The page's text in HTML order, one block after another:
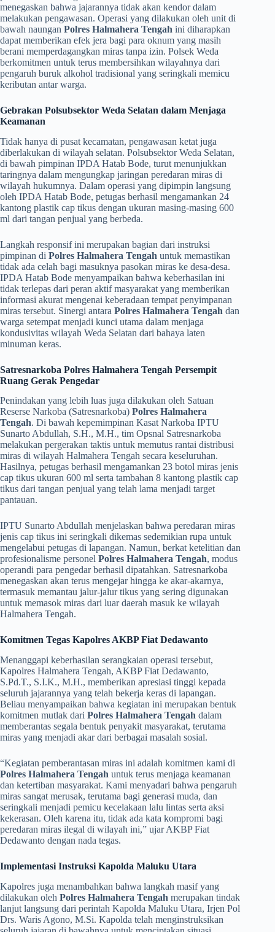
menegaskan bahwa jajarannya tidak akan kendor dalam
melakukan pengawasan. Operasi yang dilakukan oleh unit di
bawah naungan Polres Halmahera Tengah ini diharapkan
dapat memberikan efek jera bagi para oknum yang masih
berani memperdagangkan miras tanpa izin. Polsek Weda
berkomitmen untuk terus membersihkan wilayahnya dari
pengaruh buruk alkohol tradisional yang seringkali memicu
keributan antar warga.
Gebrakan Polsubsektor Weda Selatan dalam Menjaga
Keamanan
​Tidak hanya di pusat kecamatan, pengawasan ketat juga
diberlakukan di wilayah selatan. Polsubsektor Weda Selatan,
di bawah pimpinan IPDA Hatab Bode, turut menunjukkan
taringnya dalam mengungkap jaringan peredaran miras di
wilayah hukumnya. Dalam operasi yang dipimpin langsung
oleh IPDA Hatab Bode, petugas berhasil mengamankan 24
kantong plastik cap tikus dengan ukuran masing-masing 600
ml dari tangan penjual yang berbeda.
​Langkah responsif ini merupakan bagian dari instruksi
pimpinan di Polres Halmahera Tengah untuk memastikan
tidak ada celah bagi masuknya pasokan miras ke desa-desa.
IPDA Hatab Bode menyampaikan bahwa keberhasilan ini
tidak terlepas dari peran aktif masyarakat yang memberikan
informasi akurat mengenai keberadaan tempat penyimpanan
miras tersebut. Sinergi antara Polres Halmahera Tengah dan
warga setempat menjadi kunci utama dalam menjaga
kondusivitas wilayah Weda Selatan dari bahaya laten
minuman keras.
Satresnarkoba Polres Halmahera Tengah Persempit
Ruang Gerak Pengedar
​Penindakan yang lebih luas juga dilakukan oleh Satuan
Reserse Narkoba (Satresnarkoba) Polres Halmahera
Tengah. Di bawah kepemimpinan Kasat Narkoba IPTU
Sunarto Abdullah, S.H., M.H., tim Opsnal Satresnarkoba
melakukan pergerakan taktis untuk memutus rantai distribusi
miras di wilayah Halmahera Tengah secara keseluruhan.
Hasilnya, petugas berhasil mengamankan 23 botol miras jenis
cap tikus ukuran 600 ml serta tambahan 8 kantong plastik cap
tikus dari tangan penjual yang telah lama menjadi target
pantauan.
​IPTU Sunarto Abdullah menjelaskan bahwa peredaran miras
jenis cap tikus ini seringkali dikemas sedemikian rupa untuk
mengelabui petugas di lapangan. Namun, berkat ketelitian dan
profesionalisme personel Polres Halmahera Tengah, modus
operandi para pengedar berhasil dipatahkan. Satresnarkoba
menegaskan akan terus mengejar hingga ke akar-akarnya,
termasuk memantau jalur-jalur tikus yang sering digunakan
untuk memasok miras dari luar daerah masuk ke wilayah
Halmahera Tengah.
Komitmen Tegas Kapolres AKBP Fiat Dedawanto
​Menanggapi keberhasilan serangkaian operasi tersebut,
Kapolres Halmahera Tengah, AKBP Fiat Dedawanto,
S.Pd.T., S.I.K., M.H., memberikan apresiasi tinggi kepada
seluruh jajarannya yang telah bekerja keras di lapangan.
Beliau menyampaikan bahwa kegiatan ini merupakan bentuk
komitmen mutlak dari Polres Halmahera Tengah dalam
memberantas segala bentuk penyakit masyarakat, terutama
miras yang menjadi akar dari berbagai masalah sosial.
​“Kegiatan pemberantasan miras ini adalah komitmen kami di
Polres Halmahera Tengah untuk terus menjaga keamanan
dan ketertiban masyarakat. Kami menyadari bahwa pengaruh
miras sangat merusak, terutama bagi generasi muda, dan
seringkali menjadi pemicu kecelakaan lalu lintas serta aksi
kekerasan. Oleh karena itu, tidak ada kata kompromi bagi
peredaran miras ilegal di wilayah ini,” ujar AKBP Fiat
Dedawanto dengan nada tegas.
Implementasi Instruksi Kapolda Maluku Utara
​Kapolres juga menambahkan bahwa langkah masif yang
dilakukan oleh Polres Halmahera Tengah merupakan tindak
lanjut langsung dari perintah Kapolda Maluku Utara, Irjen Pol
Drs. Waris Agono, M.Si. Kapolda telah menginstruksikan